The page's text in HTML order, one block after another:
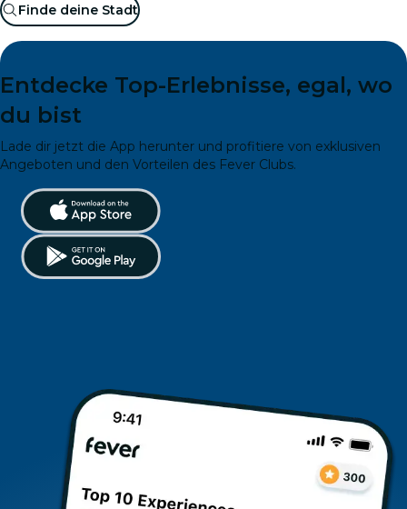
Finde deine Stadt
Entdecke Top-Erlebnisse, egal, wo
du bist
Lade dir jetzt die App herunter und profitiere von exklusiven
Angeboten und den Vorteilen des Fever Clubs.